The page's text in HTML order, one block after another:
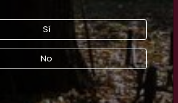
Sí
No
Fiesta de la Vendimia
Tienda RVC
Somos RVC